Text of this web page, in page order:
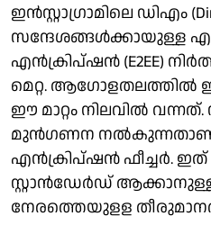
ഇൻസ്റ്റാഗ്രാമിലെ ഡിഎം
എൻക്രിപ്ഷൻ (E2EE)
മെറ്റ. ആഗോളതലത്തിൽ
ഈ മാറ്റം നിലവിൽ
മുൻഗണന
എൻക്രിപ്ഷൻ ഫീച്ചർ.
സ്റ്റാൻഡേർഡ്
നേരത്തെയുളള